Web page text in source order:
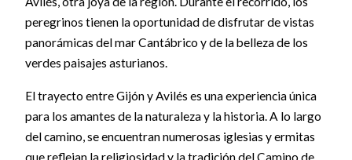
peregrinos tienen la oportunidad de disfrutar de vistas
panorámicas del mar Cantábrico y de la belleza de los
verdes paisajes asturianos.
El trayecto entre Gijón y Avilés es una experiencia única
para los amantes de la naturaleza y la historia. A lo largo
del camino, se encuentran numerosas iglesias y ermitas
que reflejan la religiosidad y la tradición del Camino de